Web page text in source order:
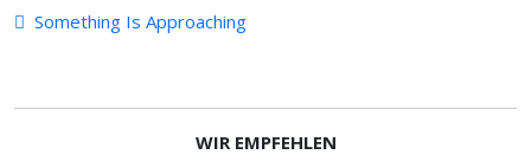
Something Is Approaching
WIR EMPFEHLEN